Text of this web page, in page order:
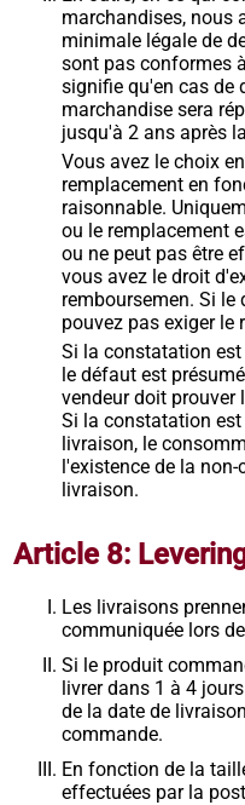
marchandises, nous
minimale légale de
sont pas conformes
signifie qu'en cas de
marchandise sera
jusqu'à 2 ans après
Vous avez le choix
remplacement en
raisonnable.
ou le remplacement
ou ne peut pas être
vous avez le droit
remboursemen. Si le
pouvez pas exiger le
Si la constatation
le défaut est
vendeur doit prouver
Si la constatation
livraison, le
l'existence de la
livraison.
Article 8:
Les livraisons
communiquée lors
Si le produit
livrer dans 1 à 4
de la date de
commande.
En fonction de la
effectuées par la